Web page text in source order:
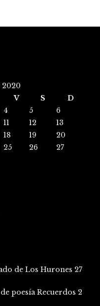
2020
V S
D
4 5
6
11 12
13
18 19
20
25 26
27
de Los Hurones 27
poesía Recuerdos 2